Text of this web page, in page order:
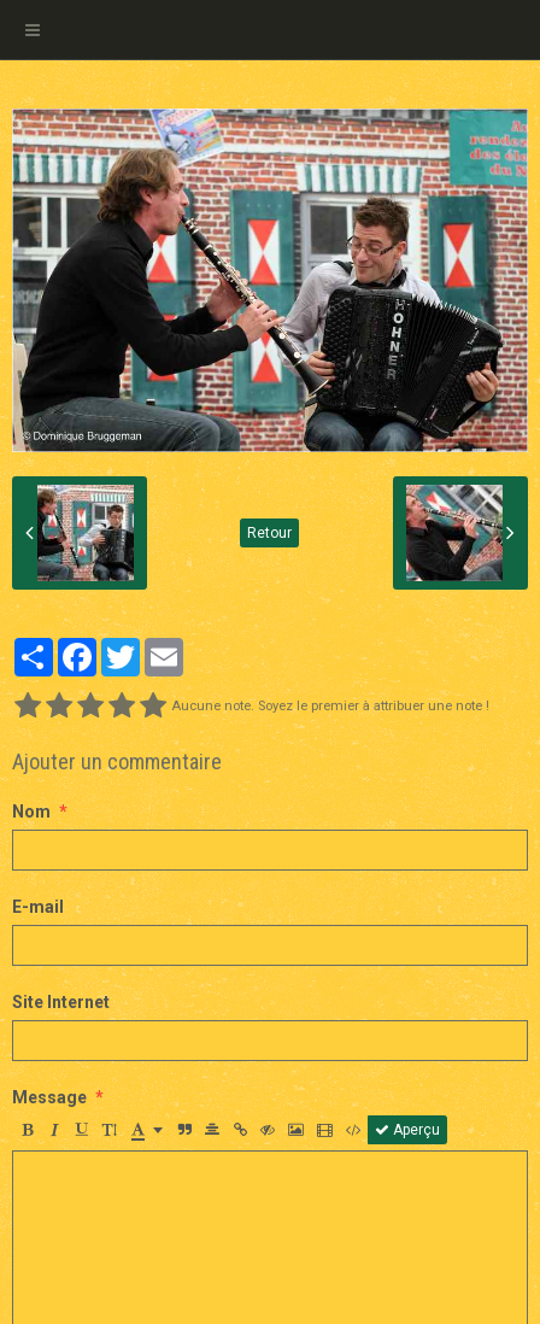
Retour
PartagerFacebook
TwitterEmail
Aucune note. Soyez le premier à attribuer une note !
Ajouter un commentaire
Nom
E-mail
Site Internet
Message
Aperçu